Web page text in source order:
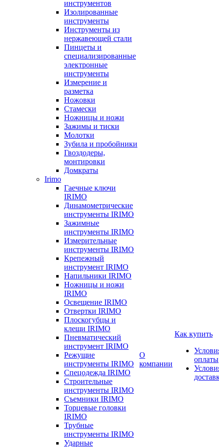
инструментов
Изолированные
инструменты
Инструменты из
нержавеющей стали
Пинцеты и
специализированные
электронные
инструменты
Измерение и
разметка
Ножовки
Стамески
Ножницы и ножи
Зажимы и тиски
Молотки
Зубила и пробойники
Гвоздодеры,
монтировки
Домкраты
Irimo
Гаечные ключи
IRIMO
Динамометрические
инструменты IRIMO
Зажимные
инструменты IRIMO
Измерительные
инструменты IRIMO
Крепежный
инструмент IRIMO
Напильники IRIMO
Ножницы и ножи
IRIMO
Освещение IRIMO
Отвертки IRIMO
Плоскогубцы и
клещи IRIMO
Пневматический
инструмент IRIMO
Режущие
инструменты IRIMO
Спецодежда IRIMO
Строительные
инструменты IRIMO
Съемники IRIMO
Торцевые головки
IRIMO
Трубные
инструменты IRIMO
Ударные
О
компании
Как купить
оплаты